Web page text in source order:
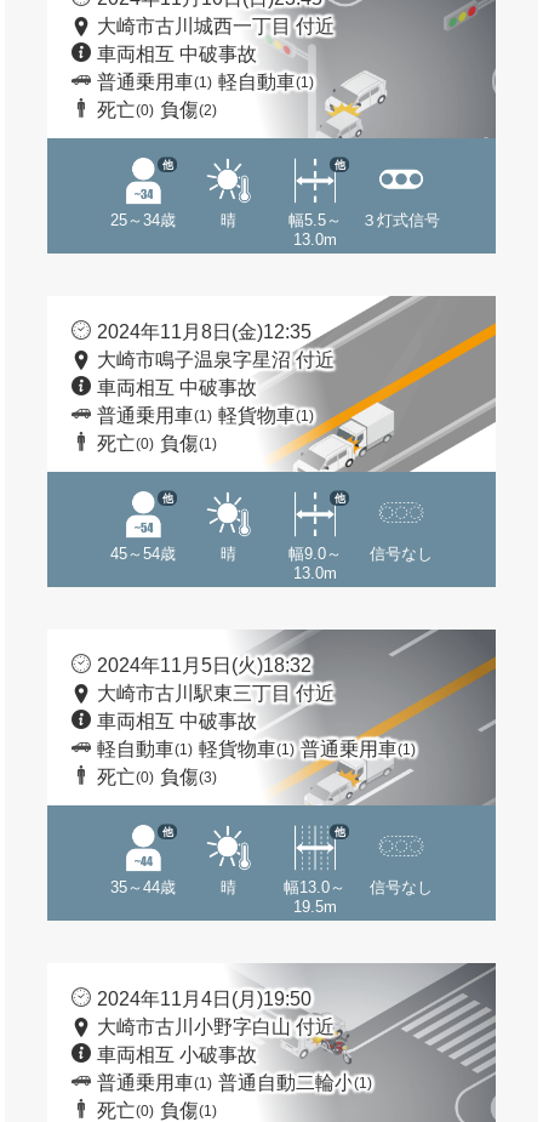
大崎市古川城西一丁目 付近
車両相互 中破事故
普通乗用車(1) 軽自動車(1)
死亡(0) 負傷(2)
25～34歳
他
晴
幅5.5～
13.0m
他
３灯式信号
2024年11月8日(金)12:35
大崎市鳴子温泉字星沼 付近
車両相互 中破事故
普通乗用車(1) 軽貨物車(1)
死亡(0) 負傷(1)
45～54歳
他
晴
幅9.0～
13.0m
他
信号なし
2024年11月5日(火)18:32
大崎市古川駅東三丁目 付近
車両相互 中破事故
軽自動車(1) 軽貨物車(1) 普通乗用車(1)
死亡(0) 負傷(3)
35～44歳
他
晴
幅13.0～
19.5m
他
信号なし
2024年11月4日(月)19:50
大崎市古川小野字白山 付近
車両相互 小破事故
普通乗用車(1) 普通自動二輪小(1)
死亡(0) 負傷(1)